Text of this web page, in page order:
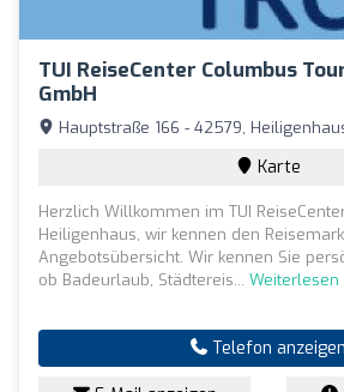
TUI ReiseCenter Columbus
GmbH
Hauptstraße 166 - 42579,
Karte
Herzlich Willkommen im TUI
Heiligenhaus, wir kennen den
Angebotsübersicht. Wir kennen Sie
ob Badeurlaub, Städtereis... Weiterlesen
Telefon anzeigen